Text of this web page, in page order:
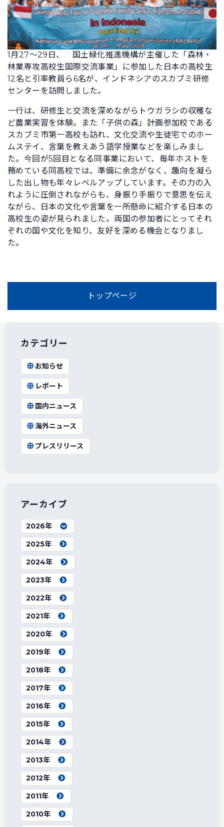
1月27〜29日、 国土緑化推進機構が主催した「森林・
林業専攻高校生国際交流事業」に参加した日本の高校生
12名と引率教員ら6名が、インドネシアのスカブミ研修
センターを訪問しました。
一行は、研修生と交流を深めながらトウガラシの収穫な
ど農業実習を体験。また「子供の森」計画参加校である
スカブミ市第一高校も訪れ、文化交流や生徒宅でのホー
ムステイ、言葉を教えあう語学授業などを楽しみまし
た。今回が5回目となる同事業において、毎年ホストを
務めている同高校では、準備に余念がなく、趣向を凝ら
した出し物も年々レベルアップしています。その力の入
れように圧倒されながらも、身振り手振りで意思を伝え
ながら、日本の文化や言葉を一所懸命に紹介する日本の
高校生の姿が見られました。両国の参加者にとってそれ
ぞれの国や文化を知り、友好を深める機会となりまし
た。
トップページ
カテゴリー
お知らせ
レポート
国内ニュース
海外ニュース
プレスリリース
アーカイブ
2026年
2025年
2024年
2023年
2022年
2021年
2020年
2019年
2018年
2017年
2016年
2015年
2014年
2013年
2012年
2011年
2010年